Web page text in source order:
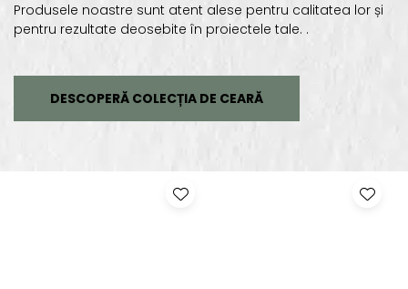
Produsele noastre sunt atent alese pentru calitatea lor și
pentru rezultate deosebite în proiectele tale. .
DESCOPERĂ COLECȚIA DE CEARĂ